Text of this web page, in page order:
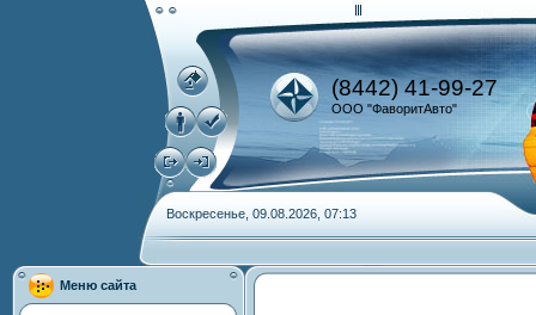
(8442) 41-99-27
ООО "ФаворитАвто"
Воскресенье, 09.08.2026, 07:13
Меню сайта